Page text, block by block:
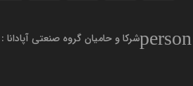
personشرکا و حامیان گروه صنعتی آپادانا :